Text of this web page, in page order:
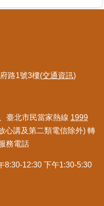
路1號3樓(交通資訊)
臺北市民當家熱線 1999
心講及第二類電信除外) 轉
務電話
8:30-12:30 下午1:30-5:30